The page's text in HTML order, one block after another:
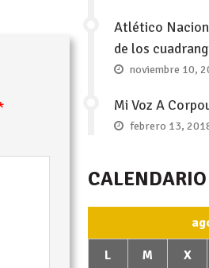
Atlético
de los
noviembre 10,
Mi Voz A
febrero 13,
CALENDARIO
L M X